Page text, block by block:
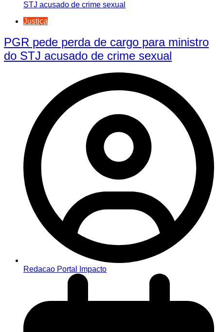
Justiça
PGR pede perda de cargo para ministro
do STJ acusado de crime sexual
Redacao Portal Impacto